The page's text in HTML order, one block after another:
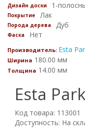
Дизайн доски 1-
Покрытие Лак
Порода дерева Дуб
Фаска Нет
Производитель: Esta
Ширина 180.00 мм
Толщина 14.00 мм
Esta
Код товара: 113001
Доступность: На